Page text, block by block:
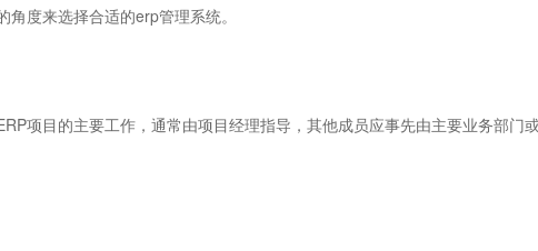
度来选择合适的erp管理系统。
项目的主要工作，通常由项目经理指导，其他成员应事先由主要业务部门